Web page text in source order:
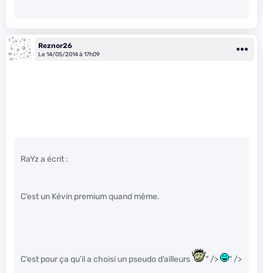
Reznor26
Le 14/05/2014 à 17h09
RaYz a écrit :
C’est un Kévin premium quand même.
C’est pour ça qu’il a choisi un pseudo d’ailleurs " /> " />